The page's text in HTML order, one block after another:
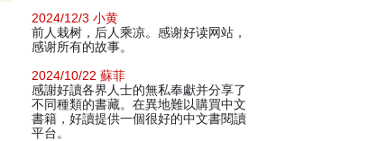
2024/12/3 小黄
前人栽树，后人乘凉。感谢好读网站，
感谢所有的故事。
2024/10/22 蘇菲
感謝好讀各界人士的無私奉獻并分享了
不同種類的書藏。在異地難以購買中文
書籍，好讀提供一個很好的中文書閱讀
平台。